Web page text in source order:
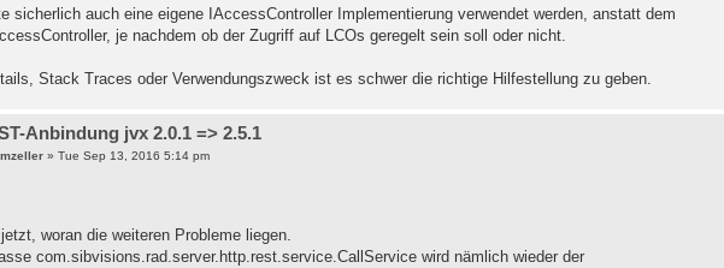
sicherlich auch eine eigene IAccessController Implementierung verwendet werden, anstatt dem
je nachdem ob der Zugriff auf LCOs geregelt sein soll oder nicht.
Stack Traces oder Verwendungszweck ist es schwer die richtige Hilfestellung zu geben.
Anbindung jvx 2.0.1 => 2.5.1
mzeller » Tue Sep 13, 2016 5:14 pm
woran die weiteren Probleme liegen.
com.sibvisions.rad.server.http.rest.service.CallService wird nämlich wieder der